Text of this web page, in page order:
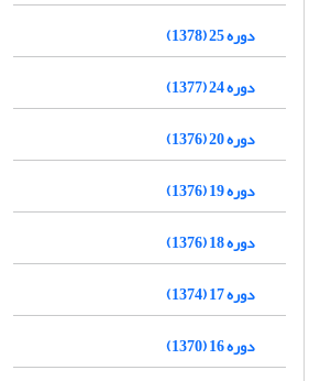
دوره 25 (1378)
دوره 24 (1377)
دوره 20 (1376)
دوره 19 (1376)
دوره 18 (1376)
دوره 17 (1374)
دوره 16 (1370)